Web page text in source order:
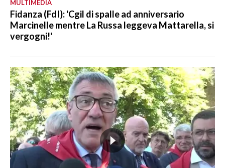
MULTIMEDIA
Fidanza (FdI): 'Cgil di spalle ad anniversario
Marcinelle mentre La Russa leggeva Mattarella, si
vergogni!'